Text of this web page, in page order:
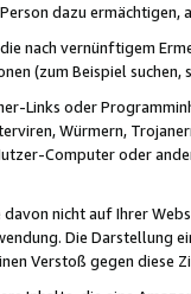
dazu
nach vernünftigem
(zum Beispiel
Links oder
Würmern,
Computer oder
nicht auf Ihrer
Die Darstellung
Verstoß gegen diese